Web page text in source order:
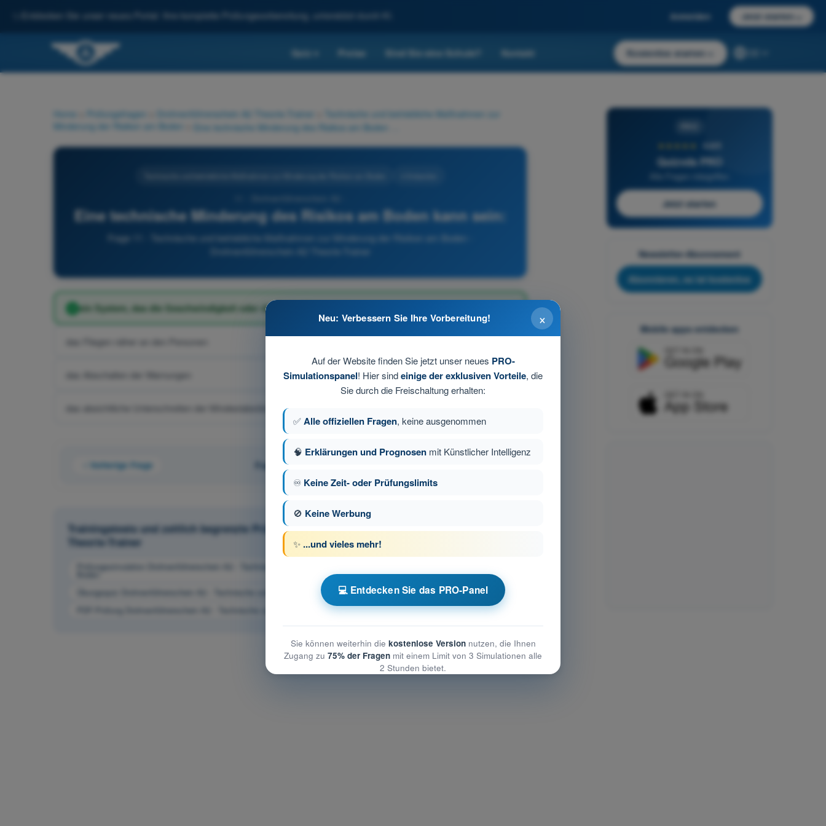
Entdecken Sie unser neues Portal: Ihre komplette Prüfungsvorbereitung, unterstützt durch KI. Anmelden Jetzt starten
Quiz Preise Sind Sie eine Schule? Kontakt Kostenlos starten
Home Prüfungsfragen Drohnenführerschein A2 Theorie-Trainer
Technische und betriebliche Maßnahmen zur
Minderung der Risiken am Boden
Eine technische Minderung des Risikos am Boden kann sein:
Frage 11 - Technische und betriebliche Maßnahmen zur Minderung der Risiken am Boden -
Drohnenführerschein A2 Theorie-Trainer
ein System, das die Geschwindigkeit oder die Aufprallenergie begrenzt
das Fliegen näher an den Personen
das Abschalten der Warnungen
das absichtliche Unterschreiten der Mindestabstände
Vorherige Frage Frage 11 von 100
Trainingstests und zeitlich begrenzte Prüfungssimulationen Drohnenführerschein A2
Theorie-Trainer
Prüfungssimulation Drohnenführerschein A2 - Technische und betriebliche Maßnahmen zur Minderung der Risiken am
Übungsquiz Drohnenführerschein A2 - Technische und betriebliche Maßnahmen zur Minderung der Risiken am Boden
PDF-Prüfung Drohnenführerschein A2 - Technische und betriebliche Maßnahmen zur Minderung der Risiken am Boden
4,6/5
Quizvds PRO
Alle Fragen inbegriffen
Jetzt starten
Newsletter-Abonnement
Abonnieren, es ist kostenlos
Mobile apps entdecken
×
Neu: Verbessern Sie Ihre Vorbereitung!
Auf der Website finden Sie jetzt unser neues PRO-
Simulationspanel! Hier sindeinige der exklusiven Vorteile, die
Sie durch die Freischaltung erhalten:
✅Alle offiziellen Fragen, keine ausgenommen
🧠 Erklärungen und Prognosen mit Künstlicher Intelligenz
♾️ Keine Zeit- oder Prüfungslimits
🚫 Keine Werbung
✨ ...und vieles mehr!
💻 Entdecken Sie das PRO-Panel
Sie können weiterhin die kostenlose Versionnutzen, die Ihnen
Zugang zu 75% der Fragen mit einem Limit von 3 Simulationen alle
2 Stunden bietet.